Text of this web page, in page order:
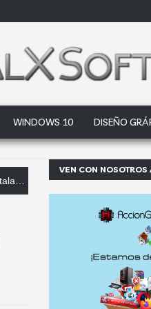
WINDOWS 10 DISEÑO
VEN CON NOSOTROS